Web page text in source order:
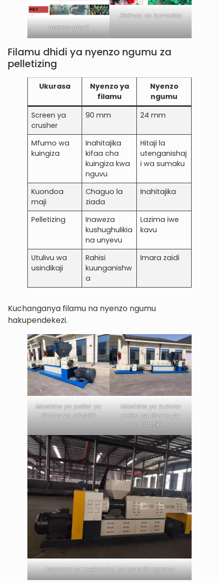
nyenzo ghafi
Bidhaa za kumaliza
Filamu dhidi ya nyenzo ngumu za
pelletizing
Ukurasa
Nyenzo ya
filamu
Nyenzo
ngumu
Screen ya
crusher
90 mm 24 mm
Mfumo wa
kuingiza
Inahitajika
kifaa cha
kuingiza kwa
nguvu
Hitaji la
utenganishaj
i wa sumaku
Kuondoa
maji
Chaguo la
ziada
Inahitajika
Pelletizing
Inaweza
kushughulikia
na unyevu
Lazima iwe
kavu
Utulivu wa
usindikaji
Rahisi
kuunganishw
a
Imara zaidi
Kuchanganya filamu na nyenzo ngumu
hakupendekezi.
Mashine ya pellet ya
filamu ya plastiki
Mashine ya kukata
pellet ya filamu ya
plastiki
Mashine ya pelletizing ya plastiki ngumu